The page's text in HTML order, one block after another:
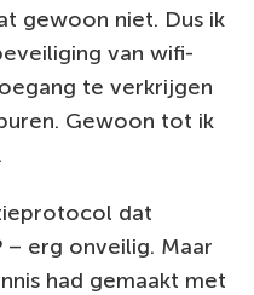
gewoon niet. Dus ik
van wifi-
te verkrijgen
Gewoon tot ik
dat
– erg onveilig. Maar
had gemaakt met